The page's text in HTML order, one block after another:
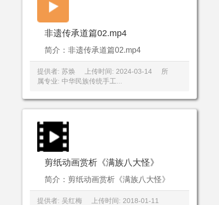
非遗传承道篇02.mp4
简介：非遗传承道篇02.mp4
提供者: 苏焕 上传时间: 2024-03-14
所
属专业: 中华民族传统手工...
剪纸动画赏析《满族八大怪》
简介：剪纸动画赏析《满族八大怪》
提供者: 吴红梅
上传时间: 2018-01-11